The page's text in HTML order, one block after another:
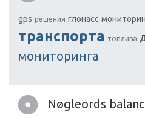
gps решения глонасс
транспорта топлива
мониторинга
Nøgleords